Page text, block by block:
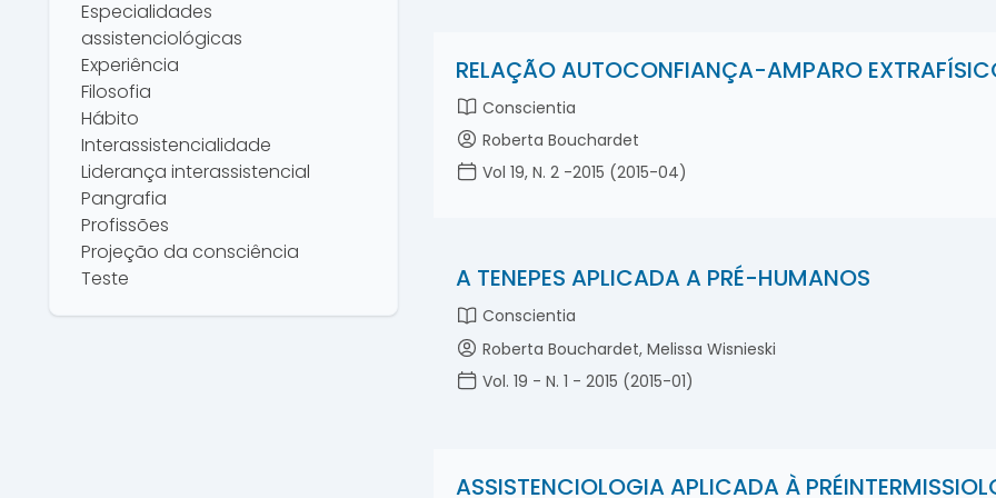
Especialidades
assistenciológicas
Experiência
Filosofia
Hábito
Interassistencialidade
Liderança interassistencial
Pangrafia
Profissões
Projeção da consciência
Teste
RELAÇÃO AUTOCONFIANÇA-AMPARO
Conscientia
Roberta Bouchardet
Vol 19, N. 2 -2015 (2015-04)
A TENEPES APLICADA A PRÉ-HUMANOS
Conscientia
Roberta Bouchardet, Melissa Wisnieski
Vol. 19 - N. 1 - 2015 (2015-01)
ASSISTENCIOLOGIA APLICADA À